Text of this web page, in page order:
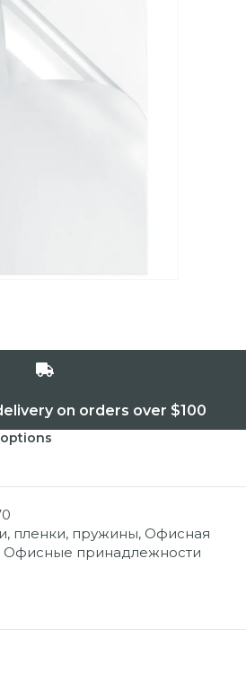
on orders over $100
пленки, пружины, Офисная
Офисные принадлежности